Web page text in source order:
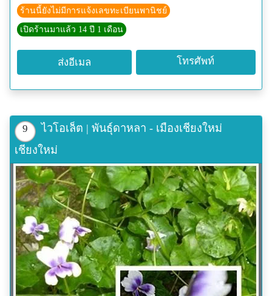
ร้านนี้ยังไม่มีการแจ้งเลขทะเบียนพานิชย์
เปิดร้านมาแล้ว 14 ปี 1 เดือน
ส่งอีเมล โทรศัพท์
9
ไวโอเล็ต | พันธุ์ดาหลา - เมืองเชียงใหม่
เชียงใหม่